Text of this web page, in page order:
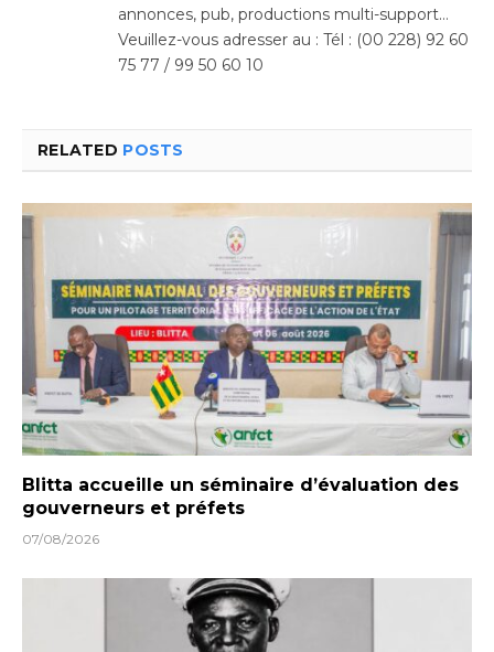
annonces, pub, productions multi-support…
Veuillez-vous adresser au : Tél : (00 228) 92 60
75 77 / 99 50 60 10
RELATED POSTS
Blitta accueille un séminaire d’évaluation des
gouverneurs et préfets
07/08/2026